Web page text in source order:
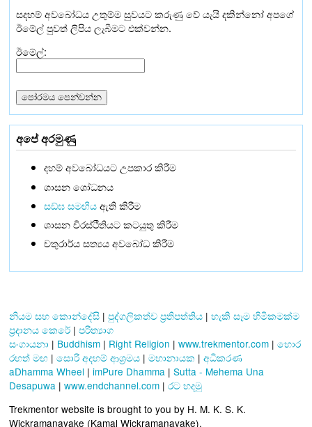
සදහම් අවබෝධය උතුම්ම සුවයට කරුණු වේ යැයි දකින්නෝ අපගේ
ඊමේල් පුවත් ලිපිය ලැබීමට එක්වන්න.
ඊමේල්:
අපේ අරමුණු
දහම් අවබෝධයට උපකාර කිරීම
ශාසන ශෝධනය
සඞ්‌ඝ සමඟියඇති කිරීම
ශාසන චිරස්ථිතියට කටයුතු කිරීම
චතුරාර්ය සත්‍යය අවබෝධ කිරීම
නියම සහ කොන්දේසි | පුද්ගලිකත්ව ප්‍රතිපත්තිය | හැකි සෑම හිමිකමක්ම
ප්‍රදානය කෙරේ | පරිත්‍යාග
සංගායනා | Buddhism | Right Religion | www.trekmentor.com | හොර
රහත් මඟ | සොරි අදහම් ආශ්‍රමය | මහානායක | අධිකරණ
aDhamma Wheel | imPure Dhamma | Sutta - Mehema Una
Desapuwa | www.endchannel.com | රට හදමු
Trekmentor website is brought to you by H. M. K. S. K.
Wickramanayake (Kamal Wickramanayake).